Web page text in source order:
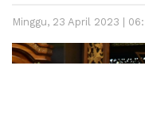
Minggu, 23 April 2023 |